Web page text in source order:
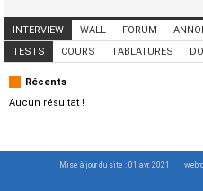
INTERVIEW WALL FORUM
ANNONCES MUSICIENS
CONCERTS
TESTS COURS TABLATURES
Récents
Aucun résultat !
Mise à jour du site : 01 avr. 2021